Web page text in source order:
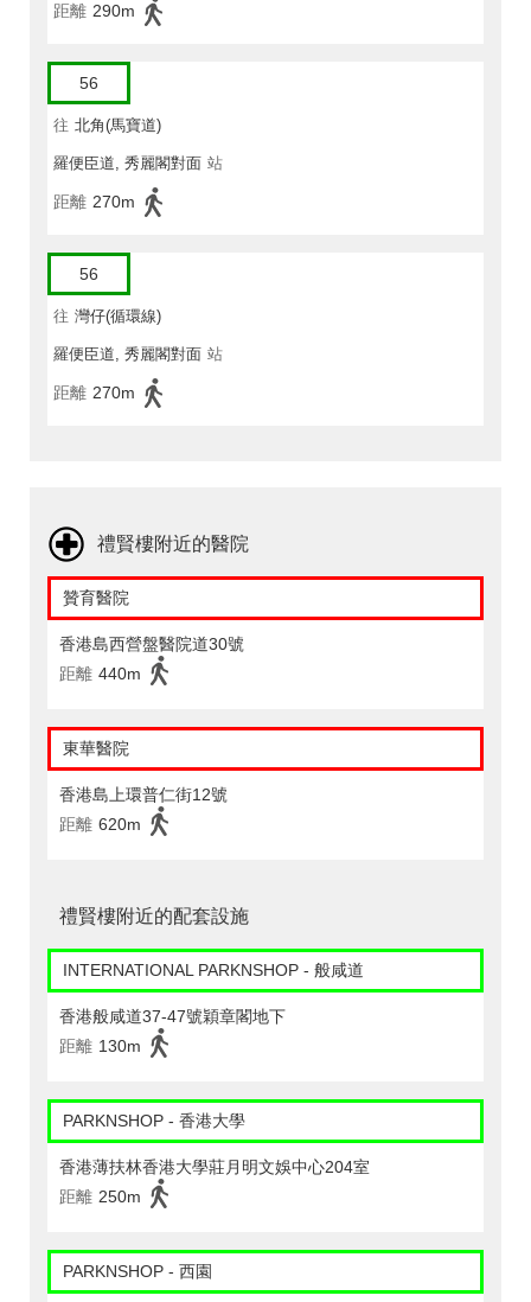
距離 290m
56
往 北角(馬寶道)
羅便臣道, 秀麗閣對面 站
距離 270m
56
往 灣仔(循環線)
羅便臣道, 秀麗閣對面 站
距離 270m
禮賢樓附近的醫院
贊育醫院
香港島西營盤醫院道30號
距離 440m
東華醫院
香港島上環普仁街12號
距離 620m
禮賢樓附近的配套設施
INTERNATIONAL PARKNSHOP - 般咸道
香港般咸道37-47號穎章閣地下
距離 130m
PARKNSHOP - 香港大學
香港薄扶林香港大學莊月明文娛中心204室
距離 250m
PARKNSHOP - 西園